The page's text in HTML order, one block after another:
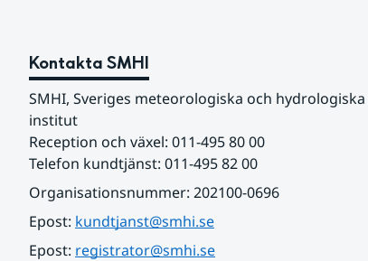
Kontakta SMHI
SMHI, Sveriges meteorologiska och hydrologiska
institut
Reception och växel: 011-495 80 00
Telefon kundtjänst: 011-495 82 00
Organisationsnummer: 202100-0696
Epost: kundtjanst@smhi.se
Epost: registrator@smhi.se